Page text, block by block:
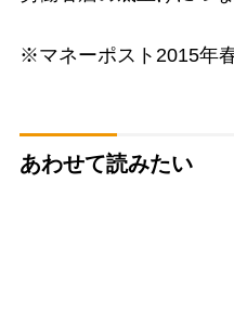
※マネーポスト2015年
あわせて読みたい